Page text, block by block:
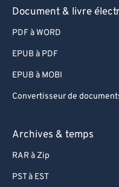
Document & livre
PDF à WORD
EPUB à PDF
EPUB à MOBI
Convertisseur de
Archives & temps
RAR à Zip
PST à EST